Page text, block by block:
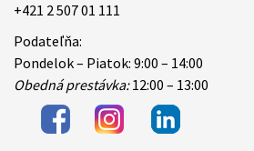
+421 2 507 01 111
Podateľňa:
Pondelok – Piatok: 9:00 – 14:00
Obedná prestávka:12:00 – 13:00